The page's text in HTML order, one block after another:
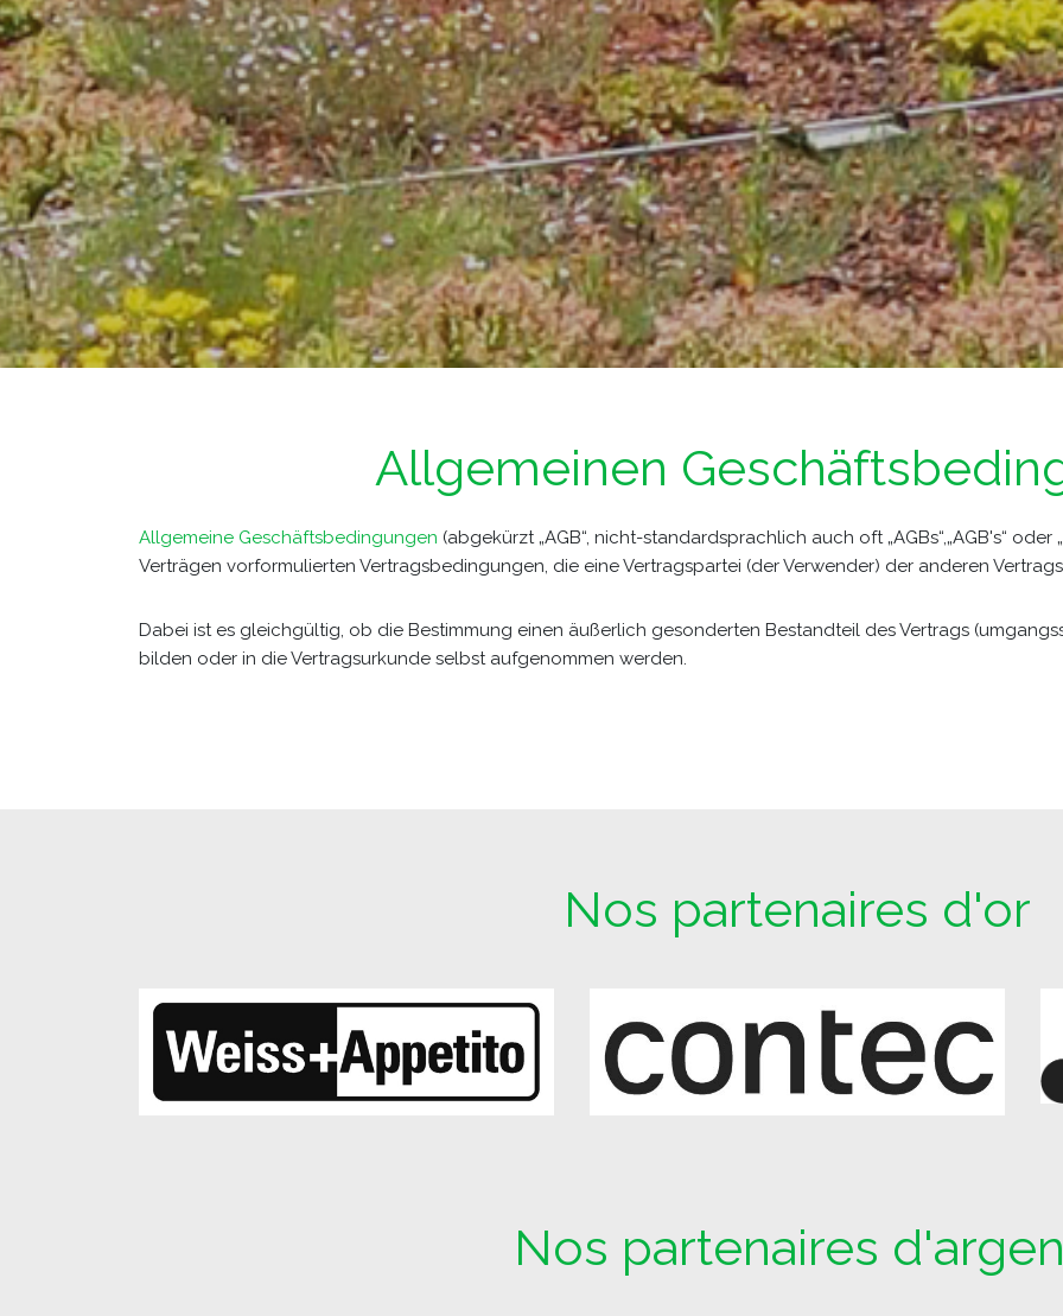
Allgemeinen
Allgemeine Geschäftsbedingungen (abgekürzt „AGB“, nicht-standardsprachlich auch oft „AGBs“,„AGB's“
Verträgen vorformulierten Vertragsbedingungen, die eine Vertragspartei (der Verwender) der anderen
Dabei ist es gleichgültig, ob die Bestimmung einen äußerlich gesonderten Bestandteil des Vertrags
bilden oder in die Vertragsurkunde selbst aufgenommen werden.
Nos partenaires d'or
Nos partenaires